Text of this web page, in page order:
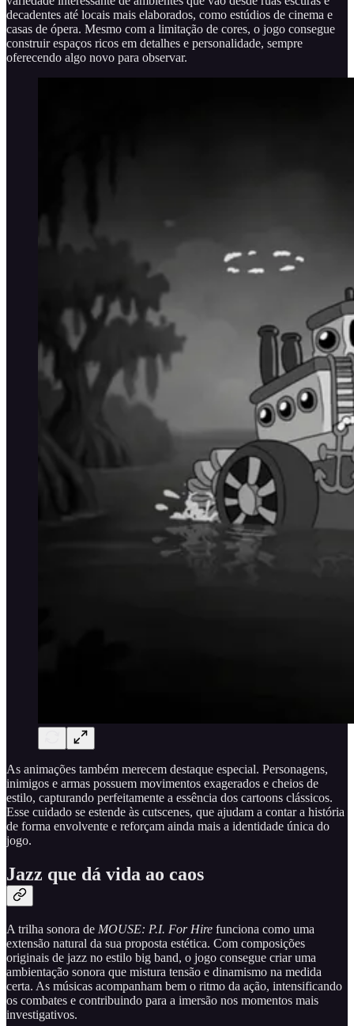
decadentes até locais mais elaborados, como estúdios de cinema e
casas de ópera. Mesmo com a limitação de cores, o jogo consegue
construir espaços ricos em detalhes e personalidade, sempre
oferecendo algo novo para observar.
As animações também merecem destaque especial. Personagens,
inimigos e armas possuem movimentos exagerados e cheios de
estilo, capturando perfeitamente a essência dos cartoons clássicos.
Esse cuidado se estende às cutscenes, que ajudam a contar a história
de forma envolvente e reforçam ainda mais a identidade única do
jogo.
Jazz que dá vida ao caos
A trilha sonora de MOUSE: P.I. For Hire funciona como uma
extensão natural da sua proposta estética. Com composições
originais de jazz no estilo big band, o jogo consegue criar uma
ambientação sonora que mistura tensão e dinamismo na medida
certa. As músicas acompanham bem o ritmo da ação, intensificando
os combates e contribuindo para a imersão nos momentos mais
investigativos.